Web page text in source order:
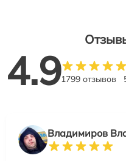
4.91799 отзывов
Владимиров